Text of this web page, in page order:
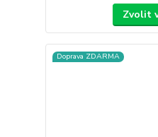
Zvolit
Doprava ZDARMA